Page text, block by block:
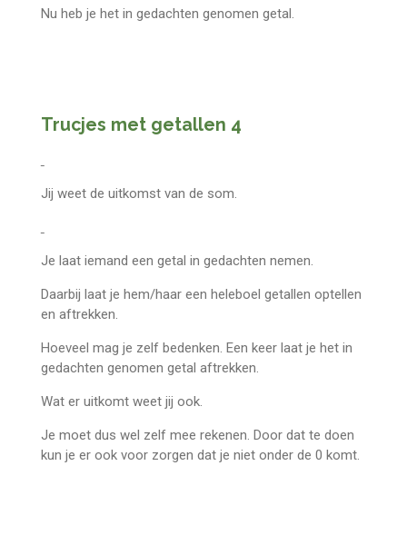
Nu heb je het in gedachten genomen getal.
Trucjes met getallen 4
Jij weet de uitkomst van de som.
Je laat iemand een getal in gedachten nemen.
Daarbij laat je hem/haar een heleboel getallen optellen
en aftrekken.
Hoeveel mag je zelf bedenken. Een keer laat je het in
gedachten genomen getal aftrekken.
Wat er uitkomt weet jij ook.
Je moet dus wel zelf mee rekenen. Door dat te doen
kun je er ook voor zorgen dat je niet onder de 0 komt.